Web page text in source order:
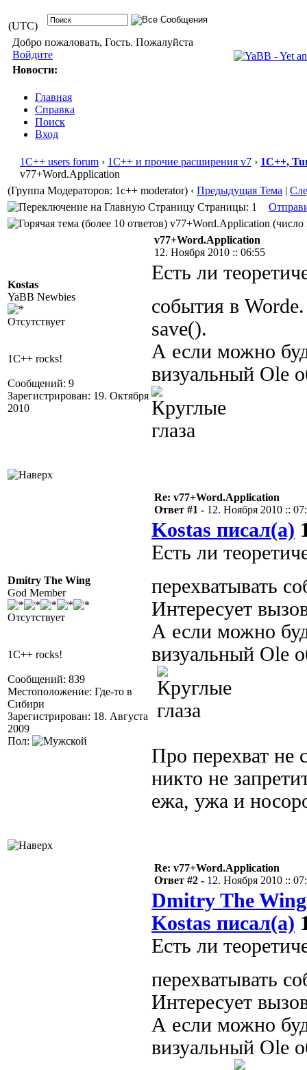
(UTC)
Добро пожаловать, Гость. Пожалуйста
Войдите
Новости:
Главная
Справка
Поиск
Вход
1С++ users forum › 1С++ и прочие расширения v7 › 1С++,
v77+Word.Application
(Группа Модераторов: 1c++ moderator) ‹ Предыдущая Тема |
Страницы: 1
v77+Word.Application (число
Kostas
YaBB Newbies
Отсутствует
1C++ rocks!
Сообщений: 9
Зарегистрирован: 19. Октября
2010
v77+Word.Application
12. Ноября 2010 :: 06:55
Есть ли
события в
save().
А если можно
визуальный Ole
Dmitry The Wing
God Member
Отсутствует
1C++ rocks!
Сообщений: 839
Местоположение: Где-то в
Сибири
Зарегистрирован: 18. Августа
2009
Пол:
Re: v77+Word.Application
Ответ #1 - 12. Ноября 2010 ::
Kostas писал(а)
Есть ли
перехватывать
Интересует
А если можно
визуальный Ole
Про перехват не
никто не
ежа, ужа и
Re: v77+Word.Application
Ответ #2 - 12. Ноября 2010 ::
Dmitry The
Kostas писал(а)
Есть ли
перехватывать
Интересует
А если можно
визуальный Ole